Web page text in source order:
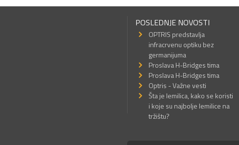
POSLEDNJE NOVOSTI
OPTRIS predstavlja
infracrvenu optiku bez
germanijuma
Proslava H-Bridges tima
Proslava H-Bridges tima
Optris - Važne vesti
Šta je lemilica, kako se koristi
i koje su najbolje lemilice na
tržištu?